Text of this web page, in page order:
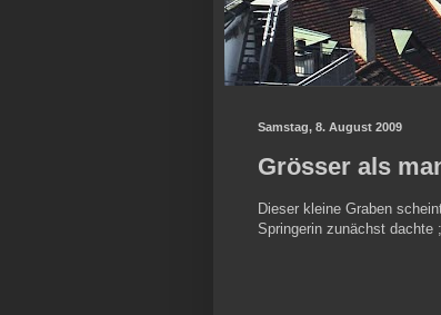
Samstag, 8. August 2009
Grösser als
Dieser kleine Graben
Springerin zunächst dachte